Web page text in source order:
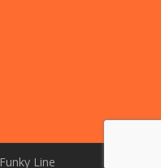
Funky Line